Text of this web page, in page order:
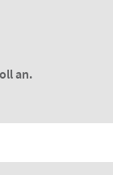
an.